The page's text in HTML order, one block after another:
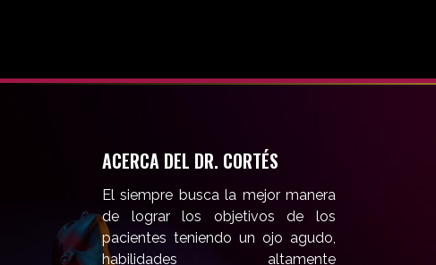
ACERCA DEL DR. CORTÉS
El siempre busca la mejor manera
de lograr los objetivos de los
pacientes teniendo un ojo agudo,
habilidades altamente